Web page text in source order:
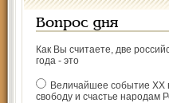
Вопрос дня
Как Вы считаете, две
года - это
Величайшее событие ХХ
свободу и счастье народам